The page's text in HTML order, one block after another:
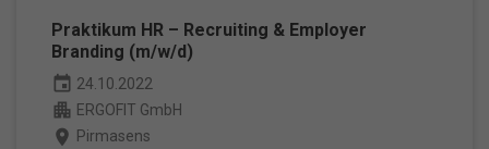
Praktikum HR – Recruiting & Employer
Branding (m/w/d)
event 24.10.2022
apartment ERGOFIT GmbH
place Pirmasens